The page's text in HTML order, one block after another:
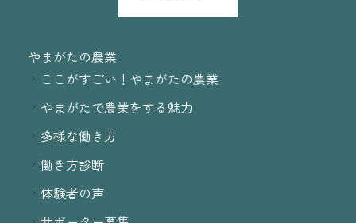
やまがたの農業
ここがすごい！やまがたの農業
やまがたで農業をする魅力
多様な働き方
働き方診断
体験者の声